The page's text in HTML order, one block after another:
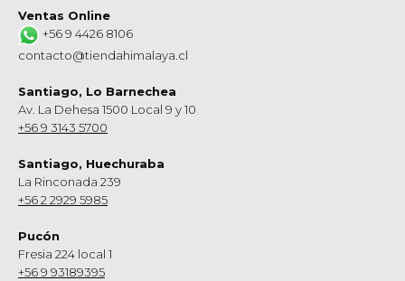
Ventas Online
+56 9 4426 8106
contacto@tiendahimalaya.cl
Santiago, Lo Barnechea
Av. La Dehesa 1500 Local 9 y 10
+56 9 3143 5700
Santiago, Huechuraba
La Rinconada 239
+56 2 2929 5985
Pucón
Fresia 224 local 1
+56 9 93189395